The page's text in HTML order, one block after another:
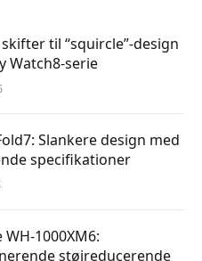
til “squircle”-design
Watch8-serie
Slankere design med
specifikationer
WH-1000XM6:
støjreducerende